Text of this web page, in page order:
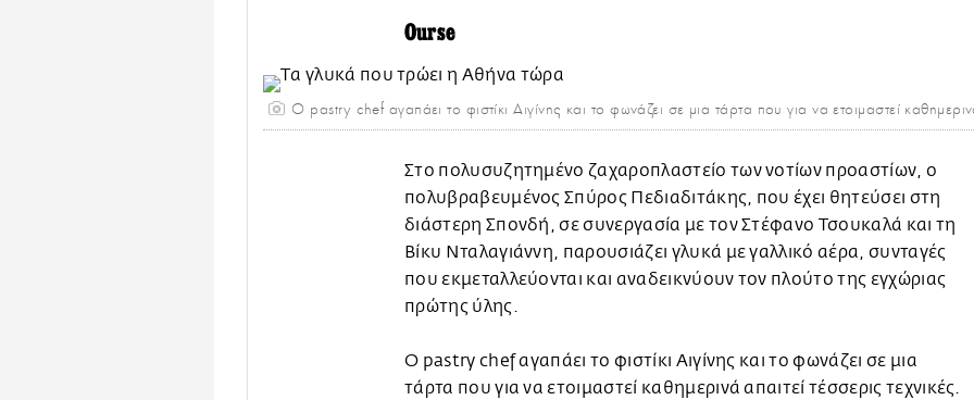
Ourse
O pastry chef αγαπάει το φιστίκι Αιγίνης και το φωνάζει σε μια τάρτα που για να ετοιμαστεί
Στο πολυσυζητημένο ζαχαροπλαστείο των νοτίων προαστίων, ο
πολυβραβευμένος Σπύρος Πεδιαδιτάκης, που έχει θητεύσει στη
διάστερη Σπονδή, σε συνεργασία με τον Στέφανο Τσουκαλά και τη
Βίκυ Νταλαγιάννη, παρουσιάζει γλυκά με γαλλικό αέρα, συνταγές
που εκμεταλλεύονται και αναδεικνύουν τον πλούτο της εγχώριας
πρώτης ύλης.
O pastry chef αγαπάει το φιστίκι Αιγίνης και το φωνάζει σε μια
τάρτα που για να ετοιμαστεί καθημερινά απαιτεί τέσσερις τεχνικές.